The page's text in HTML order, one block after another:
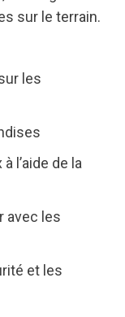
sur le terrain.
les
l’aide de la
avec les
et les